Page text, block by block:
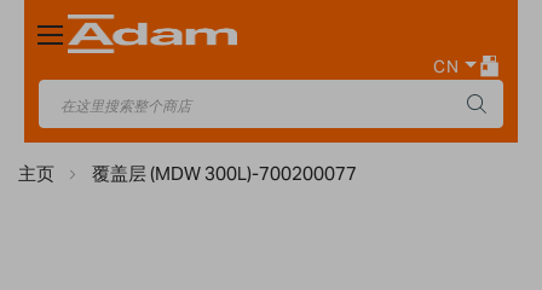
Toggle
Nav
CN
主页 覆盖层 (MDW 300L)-700200077